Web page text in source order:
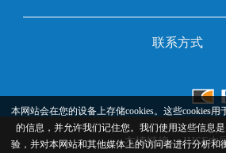
本网站会在您的设备上存储cookies。这些cookies
的信息，并允许我们记住您。我们使用这些信息
验，并对本网站和其他媒体上的访问者进行分析和
联系方式
友情链接：IHSE中